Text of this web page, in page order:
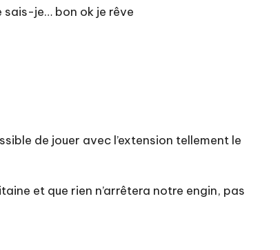
sais-je… bon ok je rêve
de jouer avec l’extension tellement le
et que rien n’arrêtera notre engin, pas